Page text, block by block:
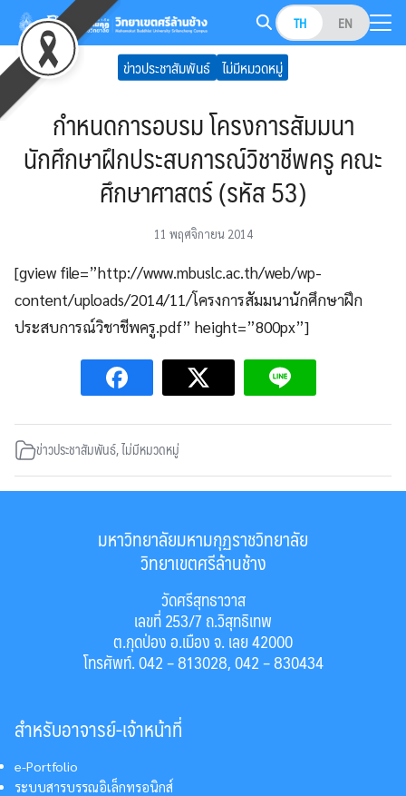
Skip
content
TH EN
Search
for: ข่าวประชาสัมพันธ์ ไม่มีหมวดหมู่
กำหนดการอบรม โครงการสัมมนา
นักศึกษาฝึกประสบการณ์วิชาชีพครู คณะ
ศึกษาศาสตร์ (รหัส 53)
11 พฤศจิกายน 2014
[gview file=”http://www.mbuslc.ac.th/web/wp-
content/uploads/2014/11/โครงการสัมมนานักศึกษาฝึก
ประสบการณ์วิชาชีพครู.pdf” height=”800px”]
ข่าวประชาสัมพันธ์,ไม่มีหมวดหมู่
มหาวิทยาลัยมหามกุฏราชวิทยาลัย
วิทยาเขตศรีล้านช้าง
วัดศรีสุทธาวาส
เลขที่ 253/7 ถ.วิสุทธิเทพ
ต.กุดป่อง อ.เมือง จ. เลย 42000
โทรศัพท์. 042 – 813028, 042 – 830434
สำหรับอาจารย์-เจ้าหน้าที่
e-Portfolio
ระบบสารบรรณอิเล็กทรอนิกส์